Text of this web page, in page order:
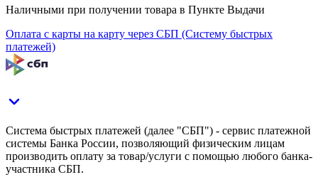
Наличными при получении товара в Пункте Выдачи
Оплата с карты на карту через СБП (Систему быстрых
платежей)
Система быстрых платежей (далее "СБП") - сервис платежной
системы Банка России, позволяющий физическим лицам
производить оплату за товар/услуги с помощью любого банка-
участника СБП.